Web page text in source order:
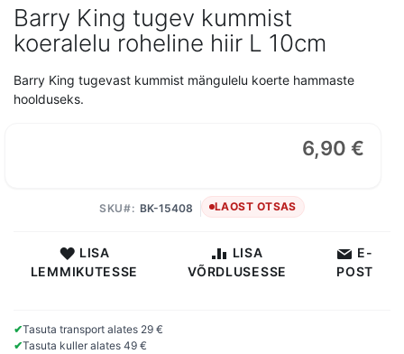
Barry King tugev kummist
koeralelu roheline hiir L 10cm
Barry King tugevast kummist mängulelu koerte hammaste
hoolduseks.
6,90 €
SKU BK-15408 LAOST OTSAS
LISA
LEMMIKUTESSE
LISA
VÕRDLUSESSE
E-
POST
✔Tasuta transport alates 29 €
✔Tasuta kuller alates 49 €
pildigalerii
algusesse